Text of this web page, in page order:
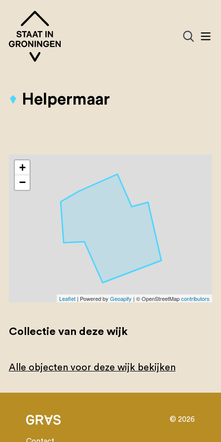
Helpermaar
+
−
Leaflet | Powered byGeoapify | © OpenStreetMapcontributors
Collectie van deze wijk
Alle objecten voor deze wijk bekijken
© 2026